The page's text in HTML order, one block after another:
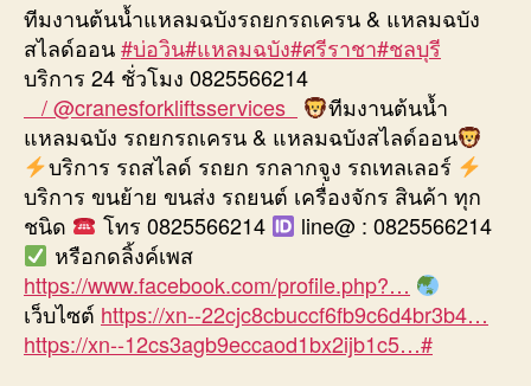
ทีมงานต้นน้ำแหลมฉบังรถยกรถเครน & แหลมฉบัง
สไลด์ออน#บ่อวิน#แหลมฉบัง#ศรีราชา#ชลบุรี
บริการ 24 ชั่วโมง 0825566214
/ @cranesforkliftsservices
ทีมงานต้นน้ำ
แหลมฉบัง รถยกรถเครน & แหลมฉบังสไลด์ออน
บริการ รถสไลด์ รถยก รกลากจูง รถเทลเลอร์
บริการ ขนย้าย ขนส่ง รถยนต์ เครื่องจักร สินค้า ทุก
ชนิด
โทร 0825566214
line@ : 0825566214
หรือกดลิ้งค์เพส
https://www.facebook.com/profile.php?…
เว็บไซต์ https://xn--22cjc8cbuccf6fb9c6d4br3b4…
https://xn--12cs3agb9eccaod1bx2ijb1c5…#